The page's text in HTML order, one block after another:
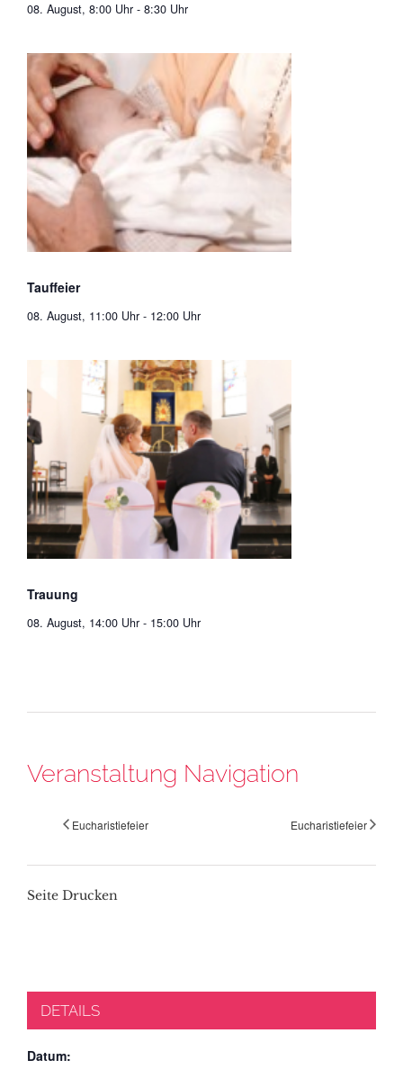
08. August, 8:00 Uhr - 8:30 Uhr
Tauffeier
08. August, 11:00 Uhr - 12:00 Uhr
Trauung
08. August, 14:00 Uhr - 15:00 Uhr
Veranstaltung Navigation
Eucharistiefeier Eucharistiefeier
Seite Drucken
DETAILS
Datum: